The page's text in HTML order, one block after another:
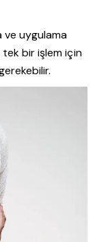
ve uygulama
tek bir işlem için